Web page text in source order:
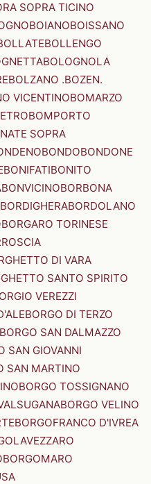
SOPRA TICINO
BOIANOBOISSANO
BOLLENGO
BOLOGNOLA
BOLZANO .BOZEN.
VICENTINOBOMARZO
BOMPORTO
SOPRA
BONDOBONDONE
BONIFATIBONITO
BONVICINOBORBONA
BORDIGHERABORDOLANO
BORGARO TORINESE
DI VARA
SANTO SPIRITO
VEREZZI
BORGO DI TERZO
BORGO SAN DALMAZZO
SAN GIOVANNI
SAN MARTINO
BORGO TOSSIGNANO
BORGO VELINO
BORGOFRANCO D'IVREA
BORGOMARO